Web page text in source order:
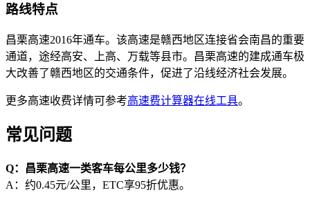
路线特点
昌栗高速2016年通车。该高速是赣西地区连接省会南昌的重要
通道，途经高安、上高、万载等县市。昌栗高速的建成通车极
大改善了赣西地区的交通条件，促进了沿线经济社会发展。
更多高速收费详情可参考高速费计算器在线工具。
常见问题
Q：昌栗高速一类客车每公里多少钱？
A：约0.45元/公里，ETC享95折优惠。